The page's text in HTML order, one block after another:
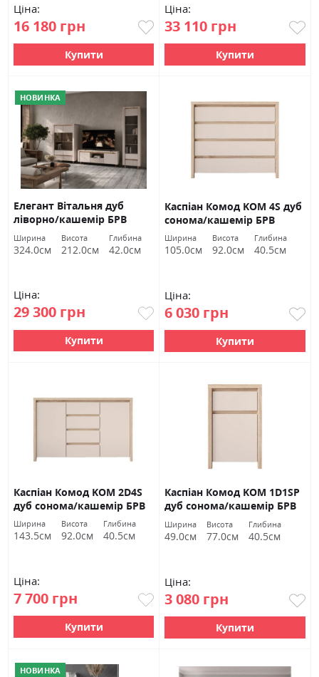
Ціна:
16 180 грн
Купити
Ціна:
33 110 грн
Купити
НОВИНКА
Елегант Вітальня дуб
ліворно/кашемір БРВ
Україна
Ширина
324.0см
Висота
212.0см
Глибина
42.0см
Ціна:
29 300 грн
Купити
Каспіан Комод KOM 4S дуб
сонома/кашемір БРВ
Україна
Ширина
105.0см
Висота
92.0см
Глибина
40.5см
Ціна:
6 030 грн
Купити
Каспіан Комод KOM 2D4S
дуб сонома/кашемір БРВ
Україна
Ширина
143.5см
Висота
92.0см
Глибина
40.5см
Ціна:
7 700 грн
Купити
Каспіан Комод KOM 1D1SP
дуб сонома/кашемір БРВ
Україна
Ширина
49.0см
Висота
77.0см
Глибина
40.5см
Ціна:
3 080 грн
Купити
НОВИНКА